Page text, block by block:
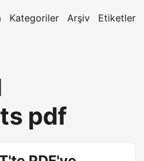
Kategoriler Arşiv Etiketler
pdf